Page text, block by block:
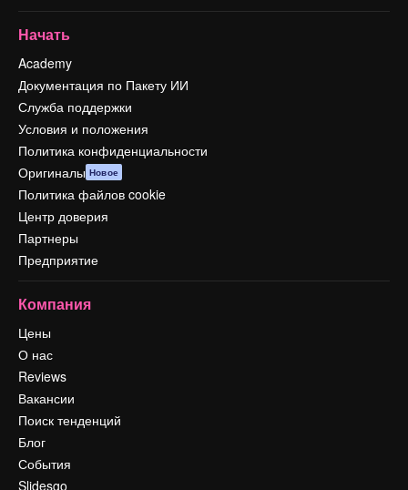
Начать
Academy
Документация по Пакету ИИ
Служба поддержки
Условия и положения
Политика конфиденциальности
Оригиналы Новое
Политика файлов cookie
Центр доверия
Партнеры
Предприятие
Компания
Цены
О нас
Reviews
Вакансии
Поиск тенденций
Блог
События
Slidesgo